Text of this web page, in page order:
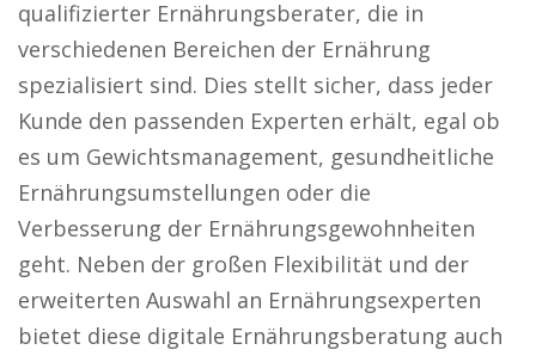
qualifizierter Ernährungsberater, die in
verschiedenen Bereichen der Ernährung
spezialisiert sind. Dies stellt sicher, dass jeder
Kunde den passenden Experten erhält, egal ob
es um Gewichtsmanagement, gesundheitliche
Ernährungsumstellungen oder die
Verbesserung der Ernährungsgewohnheiten
geht. Neben der großen Flexibilität und der
erweiterten Auswahl an Ernährungsexperten
bietet diese digitale Ernährungsberatung auch